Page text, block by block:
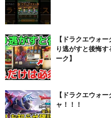
【ドラクエウォ
り逃がすと後悔
ーク】
【ドラクエウォ
ャ！！！